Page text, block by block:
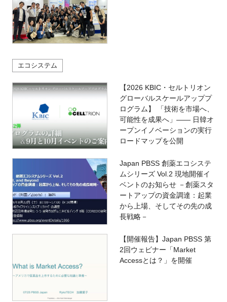
エコシステム
【2026 KBIC・セルトリオン
グローバルスケールアッププ
ログラム】 「技術を市場へ、
可能性を成果へ」―― 日韓オ
ープンイノベーションの実行
ロードマップを公開
Japan PBSS 創薬エコシステ
ムシリーズ Vol.2 現地開催イ
ベントのお知らせ －創薬スタ
ートアップの資金調達：起業
から上場、そしてその先の成
長戦略－
【開催報告】Japan PBSS 第
2回ウェビナー「Market
Accessとは？」を開催